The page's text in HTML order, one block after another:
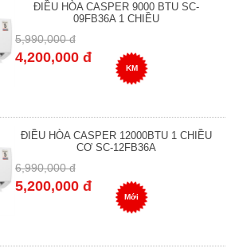
ĐIỀU HÒA CASPER 9000 BTU SC-
09FB36A 1 CHIỀU
5,990,000 đ
4,200,000 đ
KM
ĐIỀU HÒA CASPER 12000BTU 1 CHIỀU
CƠ SC-12FB36A
6,990,000 đ
5,200,000 đ
Mới